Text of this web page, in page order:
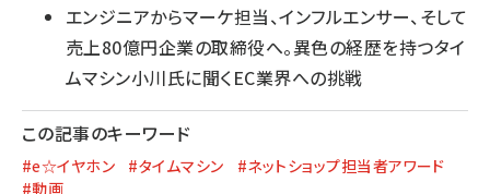
エンジニアからマーケ担当、インフルエンサー、そして
売上80億円企業の取締役へ。異色の経歴を持つタイ
ムマシン小川氏に聞くEC業界への挑戦
この記事のキーワード
#e☆イヤホン #タイムマシン
#ネットショップ担当者アワード
#動画